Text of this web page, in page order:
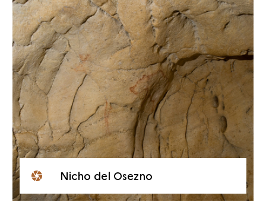
Nicho del Osezno